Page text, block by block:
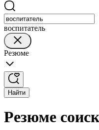
воспитатель
Резюме
Найти
Резюме